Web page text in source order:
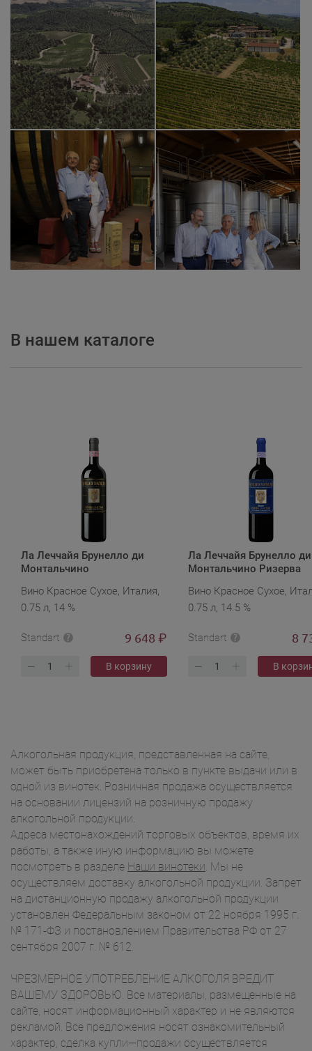
В нашем каталоге
Ла Леччайя Брунелло ди
Монтальчино
Вино Красное Сухое, Италия,
0.75 л, 14 %
Standart 9 648 ₽
В корзину
Ла Леччайя Брунелло ди
Монтальчино Ризерва
Вино Красное Сухое,
0.75 л, 14.5 %
Standart 8
В
Алкогольная продукция, представленная на сайте,
может быть приобретена только в пункте выдачи или в
одной из винотек. Розничная продажа осуществляется
на основании лицензий на розничную продажу
алкогольной продукции.
Адреса местонахождений торговых объектов, время их
работы, а также иную информацию вы можете
посмотреть в разделе Наши винотеки. Мы не
осуществляем доставку алкогольной продукции. Запрет
на дистанционную продажу алкогольной продукции
установлен Федеральным законом от 22 ноября 1995 г.
№ 171-ФЗ и постановлением Правительства РФ от 27
сентября 2007 г. № 612.
ЧРЕЗМЕРНОЕ УПОТРЕБЛЕНИЕ АЛКОГОЛЯ ВРЕДИТ
ВАШЕМУ ЗДОРОВЬЮ. Все материалы, размещенные на
сайте, носят информационный характер и не являются
рекламой. Все предложения носят ознакомительный
характер, сделка купли—продажи осуществляется